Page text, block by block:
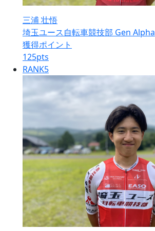
三浦 壮悟
埼玉ユース自転車競技部 Gen Alpha
獲得ポイント
125pts
RANK5